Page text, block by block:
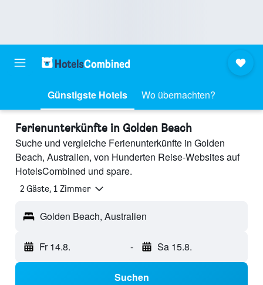
Günstigste Hotels Wo übernachten?
Ferienunterkünfte in Golden Beach
Suche und vergleiche Ferienunterkünfte in Golden
Beach, Australien, von Hunderten Reise-Websites auf
HotelsCombined und spare.
2 Gäste, 1 Zimmer
Golden Beach, Australien
Fr 14.8. - Sa 15.8.
Suchen